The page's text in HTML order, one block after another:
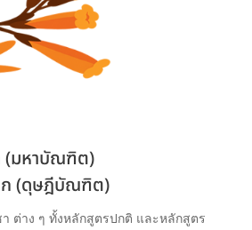
(มหาบัณฑิต)
ก (ดุษฎีบัณฑิต)
ต่าง ๆ ทั้งหลักสูตรปกติ และหลักสูตร